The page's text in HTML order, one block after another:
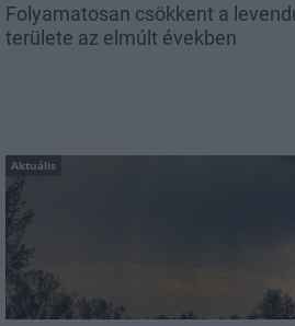
Folyamatosan csökkent a
területe az elmúlt években
Aktuális